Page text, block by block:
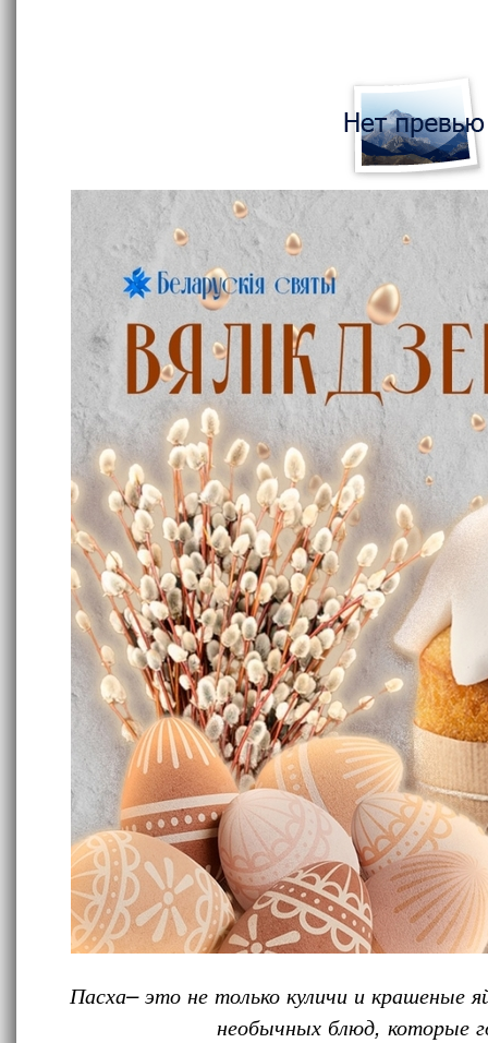
Пасха– это не только куличи и крашеные
необычных блюд, которые